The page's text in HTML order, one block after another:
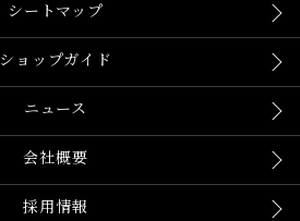
シートマップ
ショップガイド
ニュース
会社概要
採用情報